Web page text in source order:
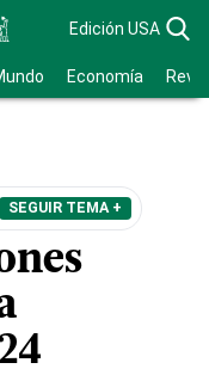
Edición USA
Economía
SEGUIR TEMA +